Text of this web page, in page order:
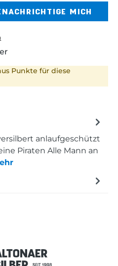
MICH
Punkte für diese
anlaufgeschützt
Piraten Alle Mann an